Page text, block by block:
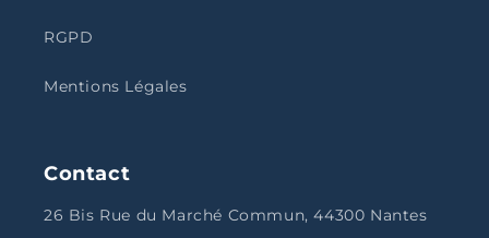
RGPD
Mentions Légales
Contact
26 Bis Rue du Marché Commun, 44300 Nantes